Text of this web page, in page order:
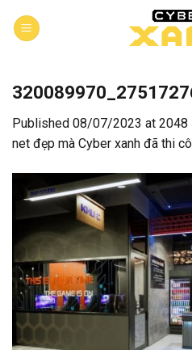
Published 08/07/2023 at 2048
net đẹp mà Cyber xanh đã thi